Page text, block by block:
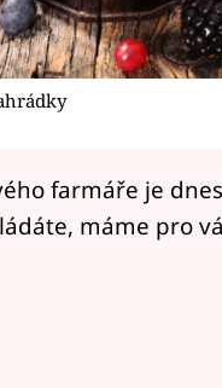
farmáře je
máme pro